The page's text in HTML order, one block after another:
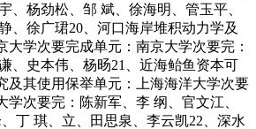
、杨劲松、邹 斌、徐海明、管玉平、
、徐广珺20、河口海岸堆积动力学及
大学次要完成单元：南京大学次要完：
、史本伟、杨旸21、近海鲐鱼资本可
及其使用保举单元：上海海洋大学次要
学次要完：陈新军、李 纲、官文江、
丁 琪、立、田思泉、李云凯22、深水